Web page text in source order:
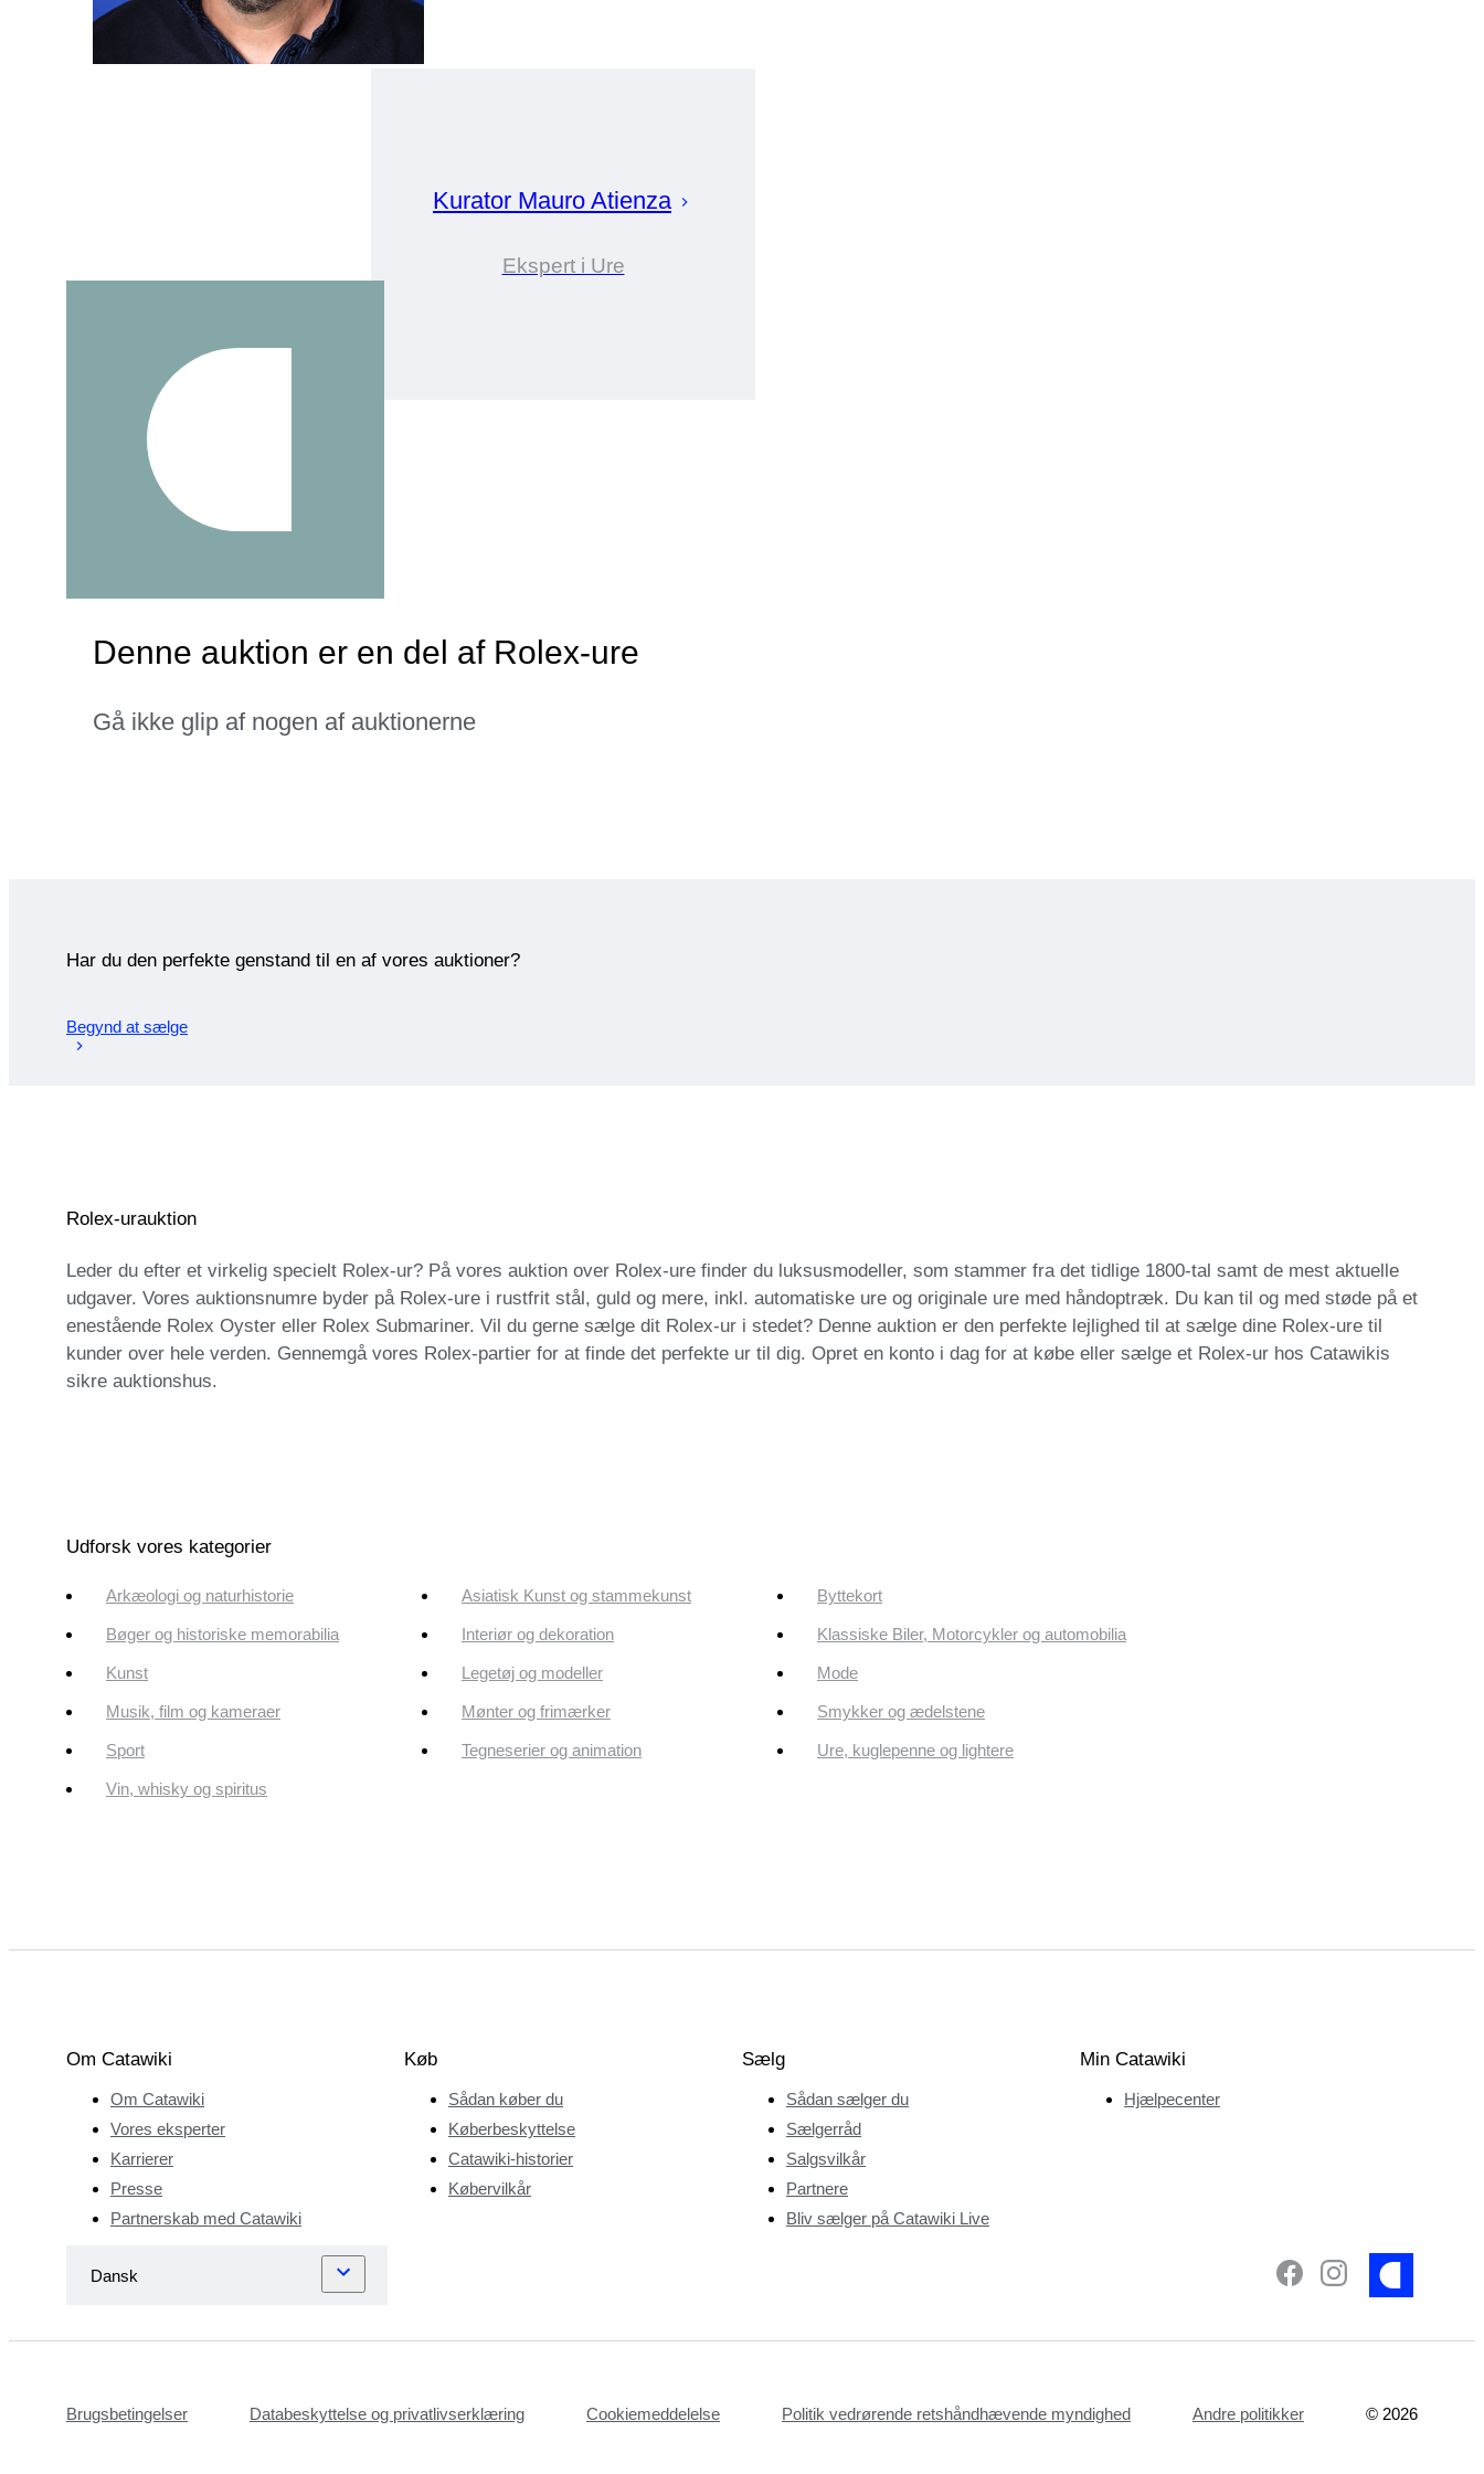
Kurator Mauro Atienza
Ekspert i Ure
Denne auktion er en del af Rolex-ure
Gå ikke glip af nogen af auktionerne
Har du den perfekte genstand til en af vores auktioner?
Begynd at sælge
Rolex-urauktion
Leder du efter et virkelig specielt Rolex-ur? På vores auktion over Rolex-ure finder du luksusmodeller, som stammer fra det tidlige 1800-tal samt de mest aktuelle
udgaver. Vores auktionsnumre byder på Rolex-ure i rustfrit stål, guld og mere, inkl. automatiske ure og originale ure med håndoptræk. Du kan til og med støde på et
enestående Rolex Oyster eller Rolex Submariner. Vil du gerne sælge dit Rolex-ur i stedet? Denne auktion er den perfekte lejlighed til at sælge dine Rolex-ure til
kunder over hele verden. Gennemgå vores Rolex-partier for at finde det perfekte ur til dig. Opret en konto i dag for at købe eller sælge et Rolex-ur hos Catawikis
sikre auktionshus.
Udforsk vores kategorier
Arkæologi og naturhistorie Asiatisk Kunst og stammekunst Byttekort
Bøger og historiske memorabilia Interiør og dekoration Klassiske Biler, Motorcykler og automobilia
Kunst Legetøj og modeller Mode
Musik, film og kameraer Mønter og frimærker Smykker og ædelstene
Sport Tegneserier og animation Ure, kuglepenne og lightere
Vin, whisky og spiritus
Om Catawiki
Om Catawiki
Vores eksperter
Karrierer
Presse
Partnerskab med Catawiki
Køb
Sådan køber du
Køberbeskyttelse
Catawiki-historier
Købervilkår
Sælg
Sådan sælger du
Sælgerråd
Salgsvilkår
Partnere
Bliv sælger på Catawiki Live
Min Catawiki
Hjælpecenter
Brugsbetingelser Databeskyttelse og privatlivserklæring Cookiemeddelelse Politik vedrørende retshåndhævende myndighed Andre politikker © 2026